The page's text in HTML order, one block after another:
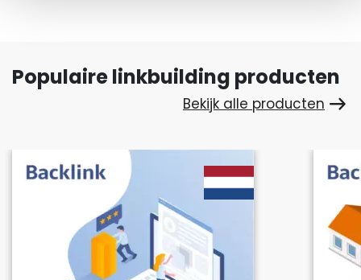
Populaire linkbuilding producten
Bekijk alle producten